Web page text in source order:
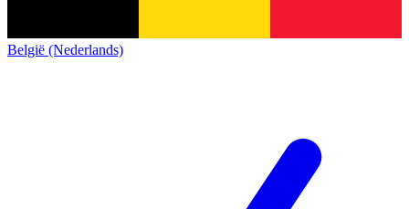
België (Nederlands)